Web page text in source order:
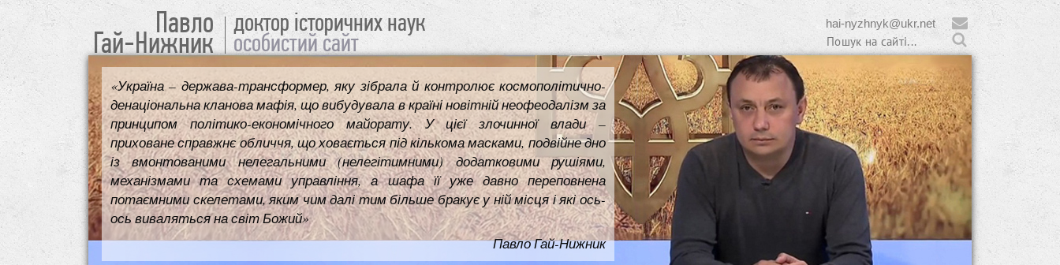
Павло
Гай-Нижник
доктор історичних наук
особистий сайт
hai-nyzhnyk@ukr.net
«Україна – держава-трансформер, яку зібрала й контролює космополітично-
денаціональна кланова мафія, що вибудувала в країні новітній неофеодалізм за
принципом політико-економічного майорату. У цієї злочинної влади –
приховане справжнє обличчя, що ховається під кількома масками, подвійне дно
із вмонтованими нелегальними (нелегітимними) додатковими рушіями,
механізмами та схемами управління, а шафа її уже давно переповнена
потаємними скелетами, яким чим далі тим більше бракує у ній місця і які ось-
ось виваляться на світ Божий»
Павло Гай-Нижник